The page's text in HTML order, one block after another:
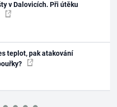
v Dalovicích. Při útěku
teplot, pak atakování